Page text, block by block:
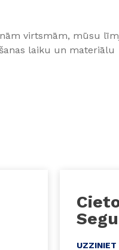
virtsmām, mūsu
laiku un materiālu
UZZINIET